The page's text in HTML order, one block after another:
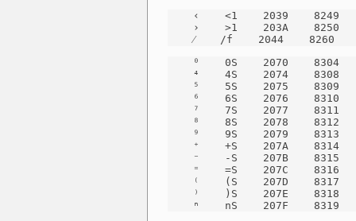
‹    <1    2039    8249
›    >1    203A    8250
⁄    /f    2044    8260
⁰    0S    2070    8304
⁴    4S    2074    8308
⁵    5S    2075    8309
⁶    6S    2076    8310
⁷    7S    2077    8311
⁸    8S    2078    8312
⁹    9S    2079    8313
⁺    +S    207A    8314
⁻    -S    207B    8315
⁼    =S    207C    8316
⁽    (S    207D    8317
⁾    )S    207E    8318
ⁿ    nS    207F    8319